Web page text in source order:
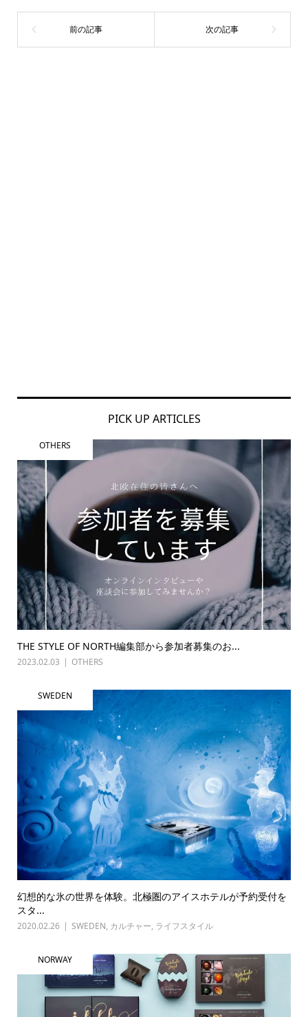
PICK UP ARTICLES
OTHERS
THE STYLE OF NORTH編集部から参加者募集のお...
2023.02.03 OTHERS
SWEDEN
幻想的な氷の世界を体験。北極圏のアイスホテルが予約受付を
スタ...
2020.02.26 SWEDEN, カルチャー, ライフスタイル
NORWAY